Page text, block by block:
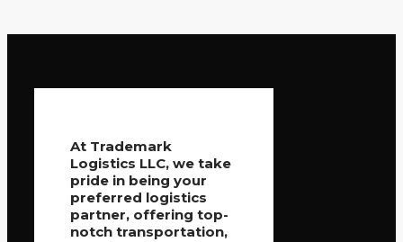
At Trademark
Logistics LLC, we take
pride in being your
preferred logistics
partner, offering top-
notch transportation,